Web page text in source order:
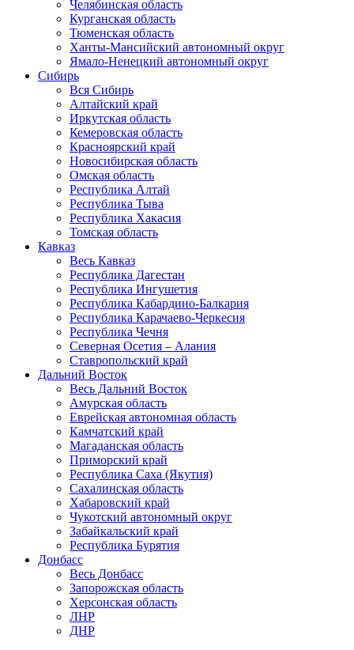
Челябинская область
Курганская область
Тюменская область
Ханты-Мансийский автономный округ
Ямало-Ненецкий автономный округ
Сибирь
Вся Сибирь
Алтайский край
Иркутская область
Кемеровская область
Красноярский край
Новосибирская область
Омская область
Республика Алтай
Республика Тыва
Республика Хакасия
Томская область
Кавказ
Весь Кавказ
Республика Дагестан
Республика Ингушетия
Республика Кабардино-Балкария
Республика Карачаево-Черкесия
Республика Чечня
Северная Осетия – Алания
Ставропольский край
Дальний Восток
Весь Дальний Восток
Амурская область
Еврейская автономная область
Камчатский край
Магаданская область
Приморский край
Республика Саха (Якутия)
Сахалинская область
Хабаровский край
Чукотский автономный округ
Забайкальский край
Республика Бурятия
Донбасс
Весь Донбасс
Запорожская область
Херсонская область
ЛНР
ДНР